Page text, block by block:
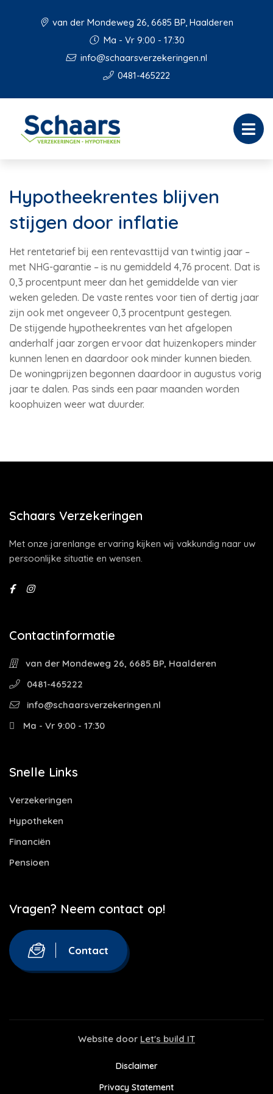
van der Mondeweg 26, 6685 BP, Haalderen
Ma - Vr 9:00 - 17:30
info@schaarsverzekeringen.nl
0481-465222
Hypotheekrentes blijven
stijgen door inflatie
Het rentetarief bij een rentevasttijd van twintig jaar –
met NHG-garantie – is nu gemiddeld 4,76 procent. Dat is
0,3 procentpunt meer dan het gemiddelde van vier
weken geleden. De vaste rentes voor tien of dertig jaar
zijn ook met ongeveer 0,3 procentpunt gestegen.
De stijgende hypotheekrentes van het afgelopen
anderhalf jaar zorgen ervoor dat huizenkopers minder
kunnen lenen en daardoor ook minder kunnen bieden.
De woningprijzen begonnen daardoor in augustus vorig
jaar te dalen. Pas sinds een paar maanden worden
koophuizen weer wat duurder.
Schaars Verzekeringen
Met onze jarenlange ervaring kijken wij vakkundig naar uw
persoonlijke situatie en wensen.
Contactinformatie
van der Mondeweg 26, 6685 BP, Haalderen
0481-465222
info@schaarsverzekeringen.nl
Ma - Vr 9:00 - 17:30
Snelle Links
Verzekeringen
Hypotheken
Financiën
Pensioen
Vragen? Neem contact op!
Contact
Website door Let's build IT
Disclaimer
Privacy Statement